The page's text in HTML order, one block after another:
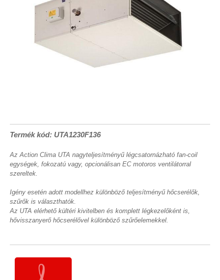
Termék kód: UTA1230F136
Az Action Clima UTA nagyteljesítményű légcsatornázható fan-coil
egységek, fokozatú vagy, opcionálisan EC motoros ventilátorral
szereltek.
Igény esetén adott modellhez különböző teljesítményű hőcserélők,
szűrők is választhatók.
Az UTA elérhető kültéri kivitelben és komplett légkezelőként is,
hővisszanyerő hőcserélővel különböző szűrőelemekkel.